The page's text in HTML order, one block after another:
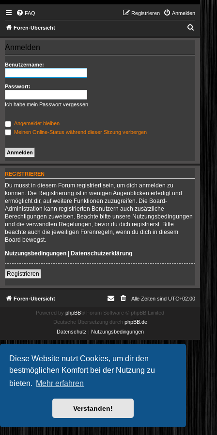
Diese Website nutzt Cookies, um dir den
bestmöglichen Komfort bei der Nutzung zu
bieten. Mehr erfahren
Verstanden!
FAQ Anmelden
Registrieren
Foren-Übersicht
u
Anmelden
Benutzername:
Passwort:
Ich habe mein Passwort vergessen
Angemeldet bleiben
Meinen Online-Status während dieser Sitzung verbergen
REGISTRIEREN
Du musst in diesem Forum registriert sein, um dich anmelden zu
können. Die Registrierung ist in wenigen Augenblicken erledigt und
ermöglicht dir, auf weitere Funktionen zuzugreifen. Die Board-
Administration kann registrierten Benutzern auch zusätzliche
Berechtigungen zuweisen. Beachte bitte unsere Nutzungsbedingungen
und die verwandten Regelungen, bevor du dich registrierst. Bitte
beachte auch die jeweiligen Forenregeln, wenn du dich in diesem
Board bewegst.
Nutzungsbedingungen | Datenschutzerklärung
Registrieren
Foren-Übersicht Alle Zeiten sindUTC+02:00
Powered byphpBB® Forum Software © phpBB Limited
Deutsche Übersetzung durch phpBB.de
Datenschutz | Nutzungsbedingungen